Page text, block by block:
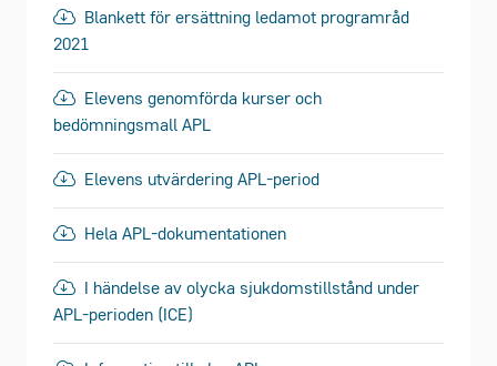
Blankett för ersättning ledamot programråd
2021
Elevens genomförda kurser och
bedömningsmall APL
Elevens utvärdering APL-period
Hela APL-dokumentationen
I händelse av olycka sjukdomstillstånd under
APL-perioden (ICE)